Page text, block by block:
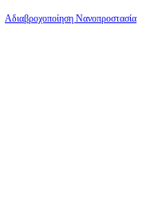
Αδιαβροχοποίηση Νανοπροστασία